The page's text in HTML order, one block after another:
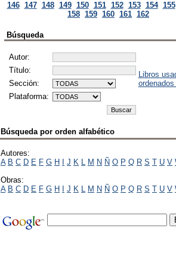
146 147 148 149 150 151 152 153 154 155
158 159 160 161 162
Búsqueda
Autor:
Título:
Sección:
Plataforma:
Libros
Búsqueda por orden alfabético
Autores:
A B C D E F G H I J K L M N Ñ O P Q R S T U V
Obras:
A B C D E F G H I J K L M N Ñ O P Q R S T U V